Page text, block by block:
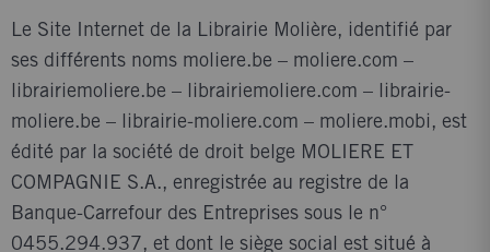
Le Site Internet de la Librairie Molière, identifié par
ses différents noms moliere.be – moliere.com –
librairiemoliere.be – librairiemoliere.com – librairie-
moliere.be – librairie-moliere.com – moliere.mobi, est
édité par la société de droit belge MOLIERE ET
COMPAGNIE S.A., enregistrée au registre de la
Banque-Carrefour des Entreprises sous le n°
0455.294.937, et dont le siège social est situé à